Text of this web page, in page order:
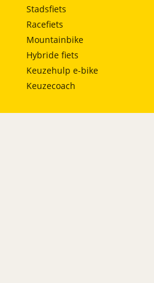
Stadsfiets
Racefiets
Mountainbike
Hybride fiets
Keuzehulp e-bike
Keuzecoach